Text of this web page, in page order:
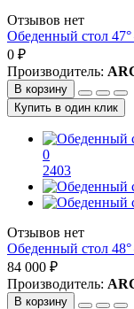
Отзывов нет
Обеденный стол
0 ₽
Производитель:
В корзину
Купить в один клик
0
2403
Отзывов нет
Обеденный стол 48°
84 000 ₽
Производитель:
В корзину